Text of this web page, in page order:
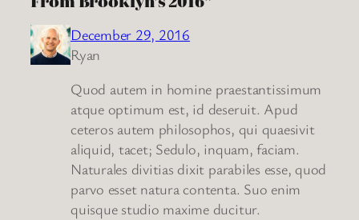
December 29, 2016
Ryan
Quod autem in homine praestantissimum
atque optimum est, id deseruit. Apud
ceteros autem philosophos, qui quaesivit
aliquid, tacet; Sedulo, inquam, faciam.
Naturales divitias dixit parabiles esse, quod
parvo esset natura contenta. Suo enim
quisque studio maxime ducitur.